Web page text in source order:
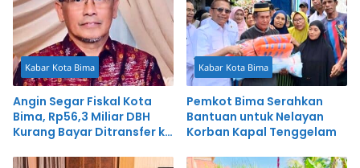
Kabar Kota Bima
Angin Segar Fiskal Kota
Bima, Rp56,3 Miliar DBH
Kurang Bayar Ditransfer ke
Kabar Kota Bima
Pemkot Bima Serahkan
Bantuan untuk Nelayan
Korban Kapal Tenggelam